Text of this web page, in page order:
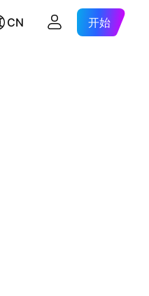
CN 开始